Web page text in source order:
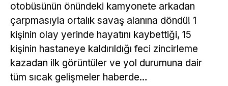
otobüsünün önündeki kamyonete arkadan
çarpmasıyla ortalık savaş alanına döndü! 1
kişinin olay yerinde hayatını kaybettiği, 15
kişinin hastaneye kaldırıldığı feci zincirleme
kazadan ilk görüntüler ve yol durumuna dair
tüm sıcak gelişmeler haberde…